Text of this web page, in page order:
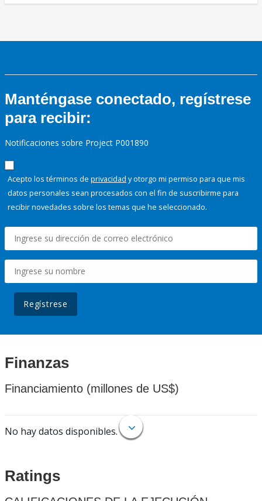
Manténgase conectado, regístrese
para recibir:
Notificaciones sobre Project P001890
Acepto los términos de privacidad y otorgo mi permiso para que mis
datos personales sean procesados con el fin de suscribirme para
recibir novedades sobre los temas que he seleccionado.
Regístrese
Finanzas
Financiamiento (millones de US$)
No hay datos disponibles.
Ratings